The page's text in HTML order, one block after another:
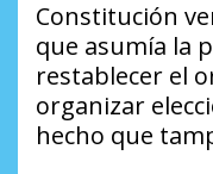
Constitución
que asumía la
restablecer el
organizar
hecho que